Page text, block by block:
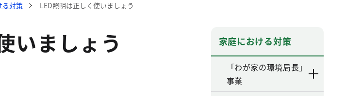
る対策 LED照明は正しく使いましょう
いましょう 家庭における対策
「わが家の環境局長」
事業